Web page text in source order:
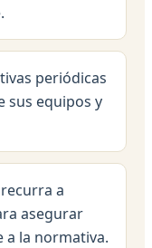
periódicas
sus equipos y
a
asegurar
la normativa.